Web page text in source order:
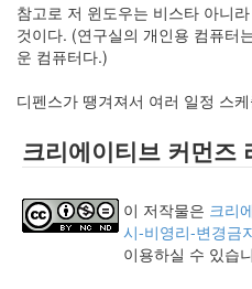
참고로 저 윈도우는 비스타 아니
것이다. (연구실의 개인용 컴퓨터
운 컴퓨터다.)
디펜스가 땡겨져서 여러 일정 스
크리에이티브 커먼즈
이 저작물은 크리
시-비영리-변경금
이용하실 수 있습
효
몇
가
계
(1)
CODE
keyboard
MX
clear